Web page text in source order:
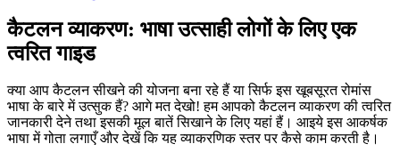
कैटलन व्याकरण: भाषा उत्साही लोगों के लिए एक
त्वरित गाइड
क्या आप कैटलन सीखने की योजना बना रहे हैं या सिर्फ इस खूबसूरत रोमांस
भाषा के बारे में उत्सुक हैं? आगे मत देखो! हम आपको कैटलन व्याकरण की त्वरित
जानकारी देने तथा इसकी मूल बातें सिखाने के लिए यहां हैं। आइये इस आकर्षक
भाषा में गोता लगाएँ और देखें कि यह व्याकरणिक स्तर पर कैसे काम करती है।